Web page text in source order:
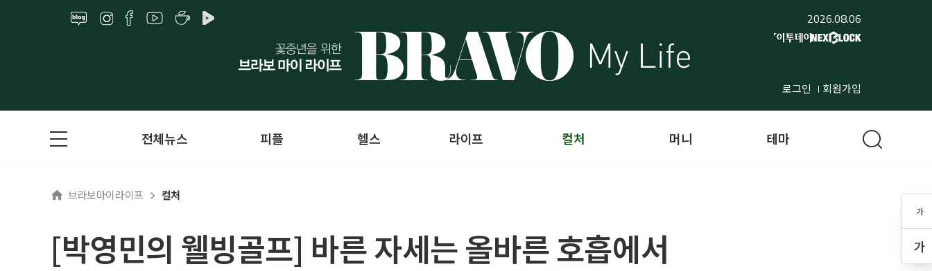
2026.08.06
로그인 회원가입
가
가
전체뉴스 피플 헬스 라이프 컬처 머니 테마
브라보마이라이프 컬처
[박영민의 웰빙골프] 바른 자세는 올바른 호흡에서